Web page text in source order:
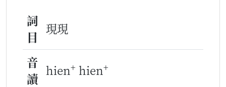
詞
目
現現
音
讀
hien+ hien+